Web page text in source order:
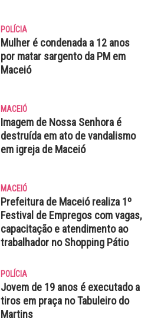
POLÍCIA
Mulher é condenada a 12 anos
por matar sargento da PM em
Maceió
MACEIÓ
Imagem de Nossa Senhora é
destruída em ato de vandalismo
em igreja de Maceió
MACEIÓ
Prefeitura de Maceió realiza 1º
Festival de Empregos com vagas,
capacitação e atendimento ao
trabalhador no Shopping Pátio
POLÍCIA
Jovem de 19 anos é executado a
tiros em praça no Tabuleiro do
Martins